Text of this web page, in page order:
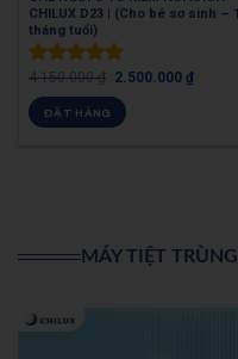
CHILUX D23 | (Cho bé sơ sinh –
tháng tuổi)
Được xếp
hạng5.00
5 sao
4.150.000₫ 2.500.000 ₫
ĐẶT HÀNG
MÁY TIỆT